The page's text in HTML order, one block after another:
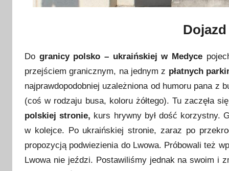
Do granicy polsko – ukraińskiej w Medyce
przejściem granicznym, na jednym z płatnych
najprawdopodobniej uzależniona od humoru pana z
(coś w rodzaju busa, koloru żółtego). Tu zaczęła
polskiej stronie, kurs hrywny był dość korzystny.
w kolejce. Po ukraińskiej stronie, zaraz po
propozycją podwiezienia do Lwowa. Próbowali też
Lwowa nie jeździ. Postawiliśmy jednak na swoim i